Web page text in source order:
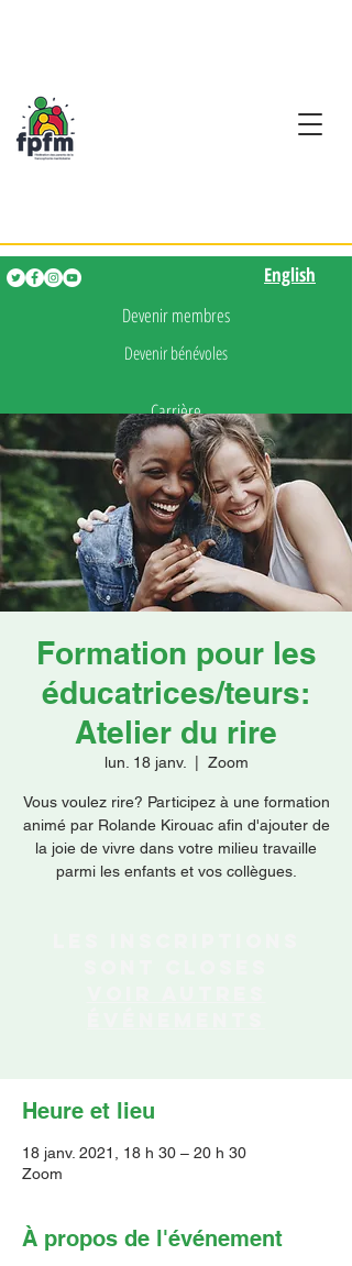
Devenir membres
Devenir bénévoles
Carrière
Presse
Faire un don
English
Formation pour les
éducatrices/teurs:
Atelier du rire
lun. 18 janv. Zoom
Vous voulez rire? Participez à une formation
animé par Rolande Kirouac afin d'ajouter de
la joie de vivre dans votre milieu travaille
parmi les enfants et vos collègues.
Heure et lieu
18 janv. 2021, 18 h 30 – 20 h 30
Zoom
À propos de l'événement